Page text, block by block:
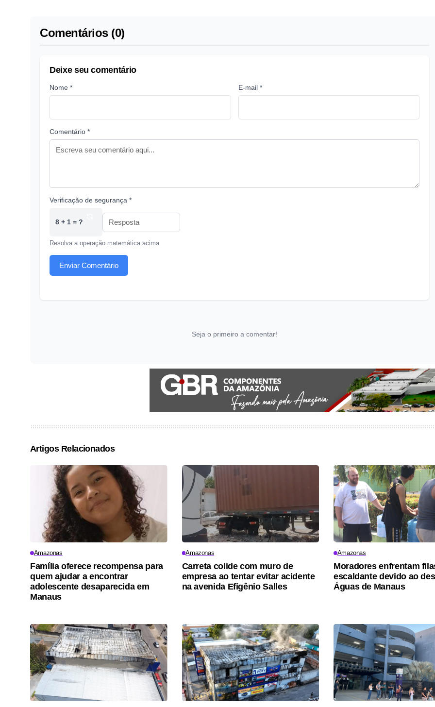
Comentários (0)
Deixe seu comentário
Nome * E-mail *
Comentário *
Verificação de segurança *
8 + 1 = ?
Resolva a operação matemática acima
Enviar Comentário
Seja o primeiro a comentar!
Artigos Relacionados
Amazonas
Família oferece recompensa para
quem ajudar a encontrar
adolescente desaparecida em
Manaus
Amazonas
Carreta colide com muro de
empresa ao tentar evitar acidente
na avenida Efigênio Salles
Amazonas
Moradores enfrentam
escaldante devido ao
Águas de Manaus